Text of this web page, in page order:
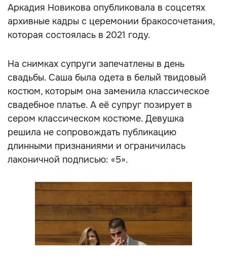
Аркадия Новикова опубликовала в соцсетях
архивные кадры с церемонии бракосочетания,
которая состоялась в 2021 году.
На снимках супруги запечатлены в день
свадьбы. Саша была одета в белый твидовый
костюм, которым она заменила классическое
свадебное платье. А её супруг позирует в
сером классическом костюме. Девушка
решила не сопровождать публикацию
длинными признаниями и ограничилась
лаконичной подписью: «5».